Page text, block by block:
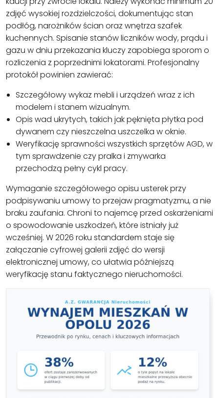
zdjęć wysokiej rozdzielczości, dokumentując stan
podłóg, narożników ścian oraz wnętrza szafek
kuchennych. Spisanie stanów liczników wody, prądu i
gazu w dniu przekazania kluczy zapobiega sporom o
rozliczenia z poprzednimi lokatorami. Profesjonalny
protokół powinien zawierać:
Szczegółowy wykaz mebli i urządzeń wraz z ich
modelem i stanem wizualnym.
Opis wad ukrytych, takich jak pęknięta płytka pod
dywanem czy nieszczelna uszczelka w oknie.
Weryfikację sprawności wszystkich sprzętów AGD, w
tym sprawdzenie czy pralka i zmywarka
przechodzą pełny cykl pracy.
Wymaganie szczegółowego opisu usterek przy
podpisywaniu umowy to przejaw pragmatyzmu, a nie
braku zaufania. Chroni to najemcę przed oskarżeniami
o spowodowanie uszkodzeń, które istniały już
wcześniej. W 2026 roku standardem staje się
załączanie cyfrowej galerii zdjęć do wersji
elektronicznej umowy, co ułatwia późniejszą
weryfikację stanu faktycznego nieruchomości.